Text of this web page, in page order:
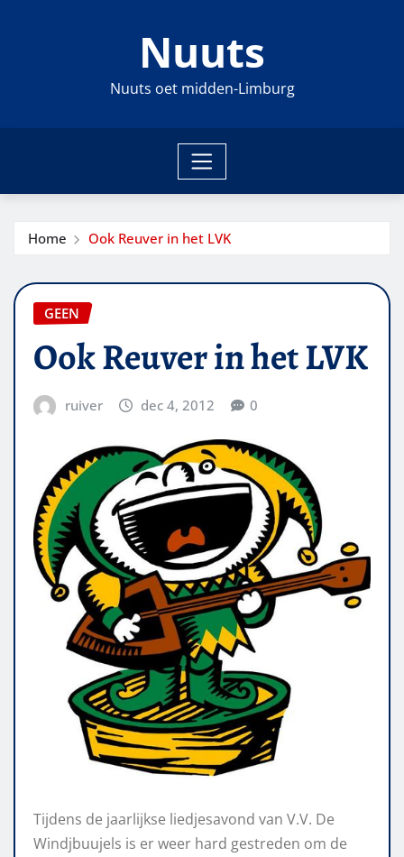
Nuuts
Nuuts oet midden-Limburg
Home Ook Reuver in het LVK
GEEN
Ook Reuver in het LVK
ruiver dec 4, 2012 0
Tijdens de jaarlijkse liedjesavond van V.V. De
Windjbuujels is er weer hard gestreden om de